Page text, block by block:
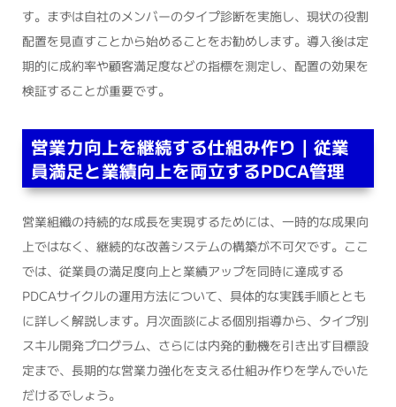
す。まずは自社のメンバーのタイプ診断を実施し、現状の役割
配置を見直すことから始めることをお勧めします。導入後は定
期的に成約率や顧客満足度などの指標を測定し、配置の効果を
検証することが重要です。
営業力向上を継続する仕組み作り｜従業
員満足と業績向上を両立するPDCA管理
営業組織の持続的な成長を実現するためには、一時的な成果向
上ではなく、継続的な改善システムの構築が不可欠です。ここ
では、従業員の満足度向上と業績アップを同時に達成する
PDCAサイクルの運用方法について、具体的な実践手順ととも
に詳しく解説します。月次面談による個別指導から、タイプ別
スキル開発プログラム、さらには内発的動機を引き出す目標設
定まで、長期的な営業力強化を支える仕組み作りを学んでいた
だけるでしょう。